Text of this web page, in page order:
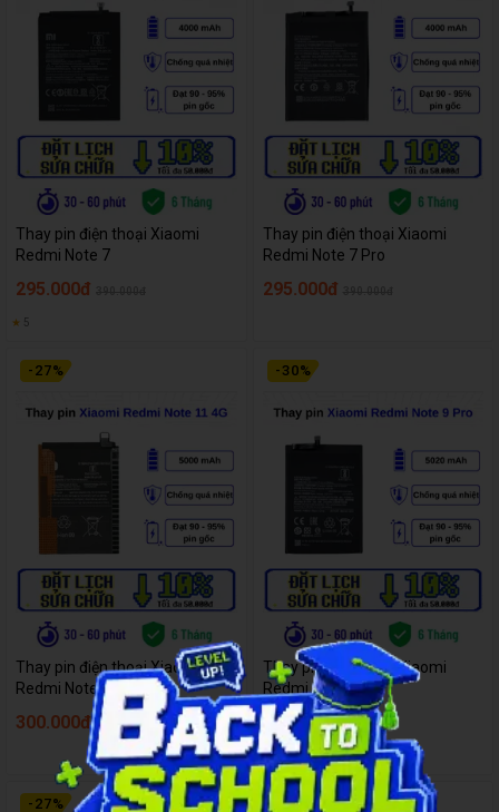
Thay pin điện thoại Xiaomi
Redmi Note 7
295.000đ
★ 5
Thay pin điện thoại Xiaomi
Redmi Note 7 Pro
295.000đ
- 27%
Thay pin điện thoại Xiaomi
Redmi Note 11 4G
300.000đ 410.000đ
- 30%
Thay pin điện thoại Xiaomi
Redmi Note 9 Pro
310.000đ 440.000đ
- 27% 20%